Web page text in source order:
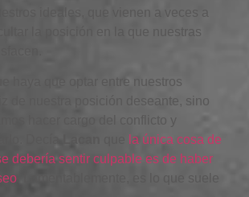
ideales, que vienen a veces a
la posición en la que nuestras
haya que optar entre nuestros
de nuestra posición deseante, sino
hacer cargo del conflicto y
la única cosa de
debería sentir culpable es de haber
. Lamentablemente, es lo que suele